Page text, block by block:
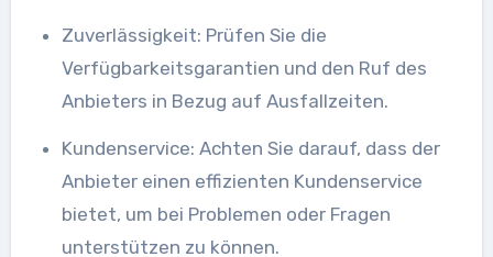
Zuverlässigkeit: Prüfen Sie die
Verfügbarkeitsgarantien und den Ruf des
Anbieters in Bezug auf Ausfallzeiten.
Kundenservice: Achten Sie darauf, dass der
Anbieter einen effizienten Kundenservice
bietet, um bei Problemen oder Fragen
unterstützen zu können.